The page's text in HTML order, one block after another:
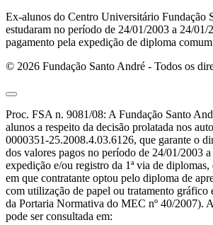
Ex-alunos do Centro Universitário Fundação
estudaram no período de 24/01/2003 a 24/01/
pagamento pela expedição de diploma
© 2026 Fundação Santo André - Todos os
Proc. FSA n. 9081/08: A Fundação Santo
alunos a respeito da decisão prolatada nos
0000351-25.2008.4.03.6126, que garante o
dos valores pagos no período de 24/01/2003
expedição e/ou registro da 1ª via de diplomas,
em que contratante optou pelo diploma de
com utilização de papel ou tratamento gráfico
da Portaria Normativa do MEC nº 40/2007).
pode ser consultada em: